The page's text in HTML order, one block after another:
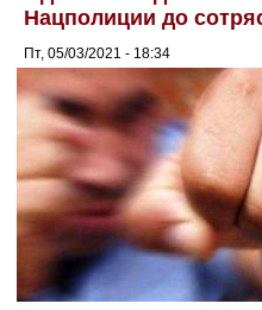
Нацполиции до
Пт, 05/03/2021 - 18:34